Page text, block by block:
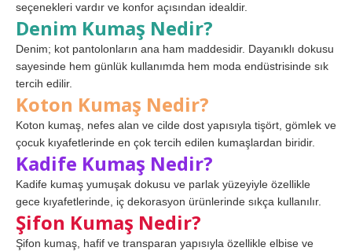
seçenekleri vardır ve konfor açısından idealdir.
Denim Kumaş Nedir?
Denim; kot pantolonların ana ham maddesidir. Dayanıklı dokusu
sayesinde hem günlük kullanımda hem moda endüstrisinde sık
tercih edilir.
Koton Kumaş Nedir?
Koton kumaş, nefes alan ve cilde dost yapısıyla tişört, gömlek ve
çocuk kıyafetlerinde en çok tercih edilen kumaşlardan biridir.
Kadife Kumaş Nedir?
Kadife kumaş yumuşak dokusu ve parlak yüzeyiyle özellikle
gece kıyafetlerinde, iç dekorasyon ürünlerinde sıkça kullanılır.
Şifon Kumaş Nedir?
Şifon kumaş, hafif ve transparan yapısıyla özellikle elbise ve